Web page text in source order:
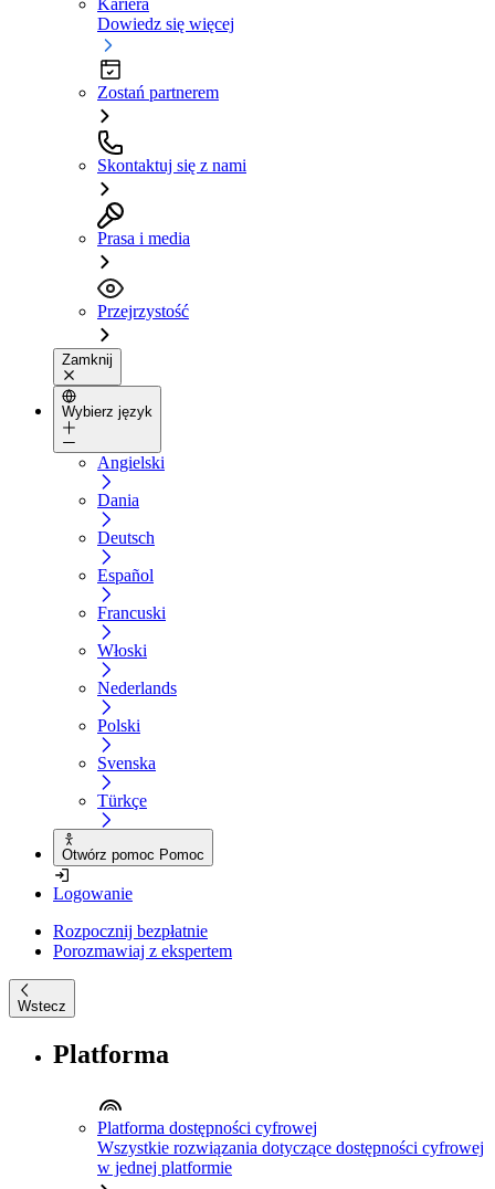
Dowiedz się więcej
Zostań partnerem
Skontaktuj się z nami
Prasa i media
Przejrzystość
Zamknij
Wybierz język
Angielski
Dania
Deutsch
Español
Francuski
Włoski
Nederlands
Polski
Svenska
Türkçe
Otwórz pomoc Pomoc
Logowanie
Rozpocznij bezpłatnie
Porozmawiaj z ekspertem
Wstecz
Platforma
Platforma dostępności cyfrowej
Wszystkie rozwiązania dotyczące dostępności cyfrowej
w jednej platformie